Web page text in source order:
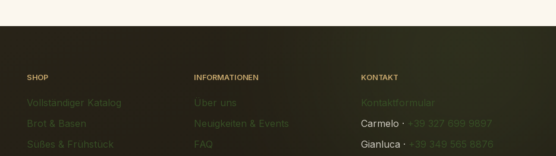
SHOP
Vollständiger Katalog
Brot & Basen
Süßes & Frühstück
INFORMATIONEN
Über uns
Neuigkeiten & Events
FAQ
KONTAKT
Kontaktformular
Carmelo · +39 327 699 9897
Gianluca · +39 349 565 8876